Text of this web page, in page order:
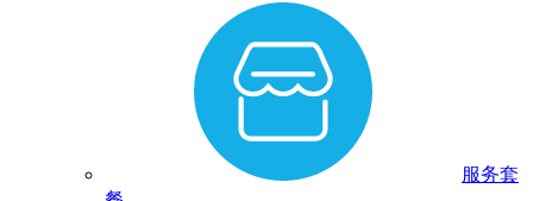
服务套